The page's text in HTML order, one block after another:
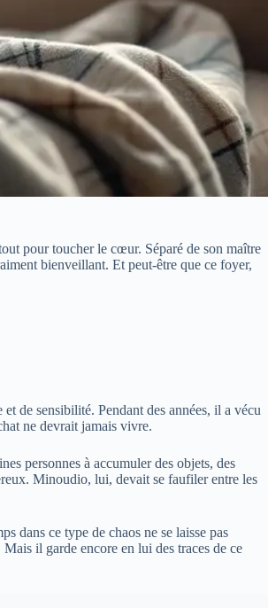
pour toucher le cœur. Séparé de son maître
bienveillant. Et peut-être que ce foyer,
de sensibilité. Pendant des années, il a vécu
ne devrait jamais vivre.
personnes à accumuler des objets, des
Minoudio, lui, devait se faufiler entre les
dans ce type de chaos ne se laisse pas
il garde encore en lui des traces de ce